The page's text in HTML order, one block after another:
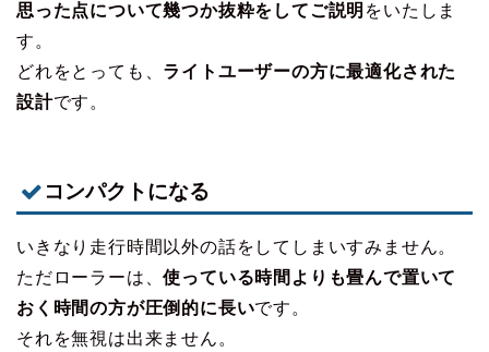
思った点について幾つか抜粋をしてご説明 をいたしま
す。
どれをとっても、 ライトユーザーの方に最適化された
設計です。
コンパクトになる
いきなり走行時間以外の話をしてしまいすみません。
ただローラーは、使っている時間よりも畳んで置いて
おく時間の方が圧倒的に長いです。
それを無視は出来ません。